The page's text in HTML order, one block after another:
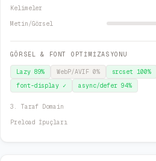
Kelimeler
Metin/Görsel
GÖRSEL & FONT OPTİMİZASYONU
Lazy 89% WebP/AVIF 0% srcset100%
font-display✓ async/defer94%
3. Taraf Domain
Preload İpuçları